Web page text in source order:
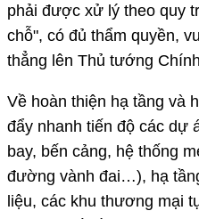
phải được xử lý theo quy
chỗ", có đủ thẩm quyền,
thẳng lên Thủ tướng
Về hoàn thiện hạ tầng và
đẩy nhanh tiến độ các dự
bay, bến cảng, hệ thống
đường vành đai…), hạ
liệu, các khu thương mại